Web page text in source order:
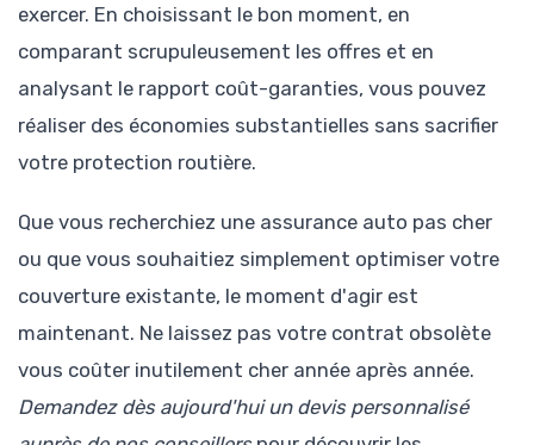
exercer. En choisissant le bon moment, en
comparant scrupuleusement les offres et en
analysant le rapport coût-garanties, vous pouvez
réaliser des économies substantielles sans sacrifier
votre protection routière.
Que vous recherchiez une assurance auto pas cher
ou que vous souhaitiez simplement optimiser votre
couverture existante, le moment d'agir est
maintenant. Ne laissez pas votre contrat obsolète
vous coûter inutilement cher année après année.
Demandez dès aujourd'hui un devis personnalisé